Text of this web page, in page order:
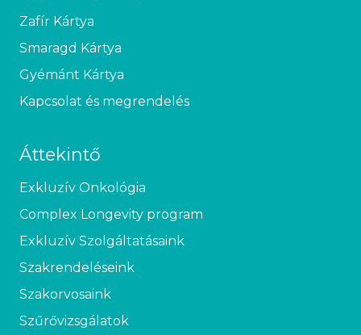
Zafír Kártya
Smaragd Kártya
Gyémánt Kártya
Kapcsolat és megrendelés
Áttekintő
Exkluzív Onkológia
Complex Longevity program
Exkluzív Szolgáltatásaink
Szakrendeléseink
Szakorvosaink
Szűrővizsgálatok